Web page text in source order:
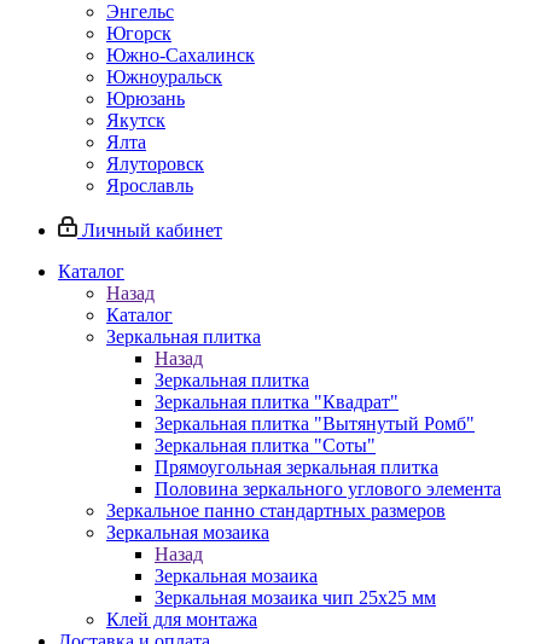
Энгельс
Югорск
Южно-Сахалинск
Южноуральск
Юрюзань
Якутск
Ялта
Ялуторовск
Ярославль
Личный кабинет
Каталог
Назад
Каталог
Зеркальная плитка
Назад
Зеркальная плитка
Зеркальная плитка "Квадрат"
Зеркальная плитка "Вытянутый Ромб"
Зеркальная плитка "Соты"
Прямоугольная зеркальная плитка
Половина зеркального углового элемента
Зеркальное панно стандартных размеров
Зеркальная мозаика
Назад
Зеркальная мозаика
Зеркальная мозаика чип 25х25 мм
Клей для монтажа